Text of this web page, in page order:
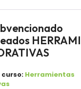
curso: Herramientas